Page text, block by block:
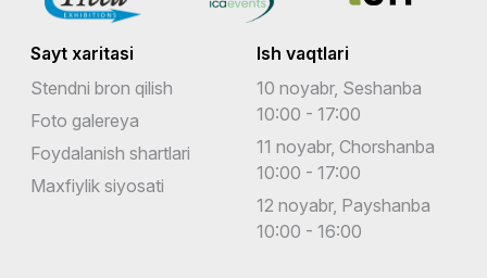
Sayt xaritasi
Stendni bron qilish
Foto galereya
Foydalanish shartlari
Maxfiylik siyosati
Ish vaqtlari
10 noyabr, Seshanba
10:00 - 17:00
11 noyabr, Chorshanba
10:00 - 17:00
12 noyabr, Payshanba
10:00 - 16:00